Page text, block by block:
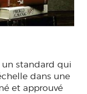
standard qui
dans une
et approuvé